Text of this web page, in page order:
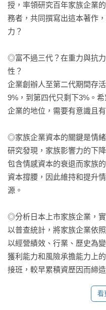
授，率領研究百年家族企業
務者，共同撰寫出這本著作
力？
◎富不過三代？在重力與抗
性？
企業創辦人至第二代期間存
9%，到第四代只剩下3%。
企業的地位，需要有意識且
◎家族企業資本的關鍵是情
研究發現，家族影響力的下
包含情感資本的衰退而家族
資本撐腰，因此維持和提升
源。
◎分析日本上市家族企業，
以普查統計，將家族企業依
以經營績效、行業、歷史為
獲利能力和風險承擔能力上
接班，較早累積資歷因而締造
◎家族企業面對挑戰的解決 看